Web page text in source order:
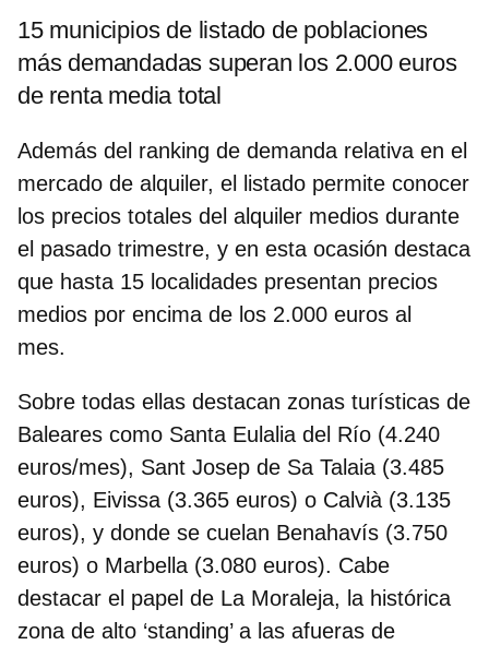
15 municipios de listado de poblaciones
más demandadas superan los 2.000 euros
de renta media total
Además del ranking de demanda relativa en el
mercado de alquiler, el listado permite conocer
los precios totales del alquiler medios durante
el pasado trimestre, y en esta ocasión destaca
que hasta 15 localidades presentan precios
medios por encima de los 2.000 euros al
mes.
Sobre todas ellas destacan zonas turísticas de
Baleares como Santa Eulalia del Río (4.240
euros/mes), Sant Josep de Sa Talaia (3.485
euros), Eivissa (3.365 euros) o Calvià (3.135
euros), y donde se cuelan Benahavís (3.750
euros) o Marbella (3.080 euros). Cabe
destacar el papel de La Moraleja, la histórica
zona de alto ‘standing’ a las afueras de